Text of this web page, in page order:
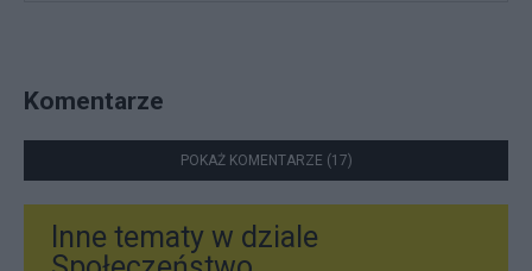
Komentarze
POKAŻ KOMENTARZE (17)
Inne tematy w dziale